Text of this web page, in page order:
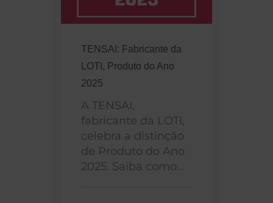
TENSAI: Fabricante da
LOTI, Produto do Ano
2025
A TENSAI,
fabricante da LOTI,
celebra a distinção
de Produto do Ano
2025. Saiba como...